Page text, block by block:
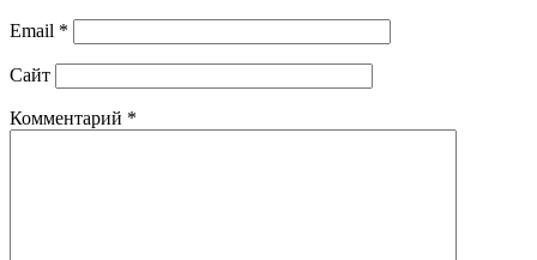
Email *
Сайт
Комментарий *